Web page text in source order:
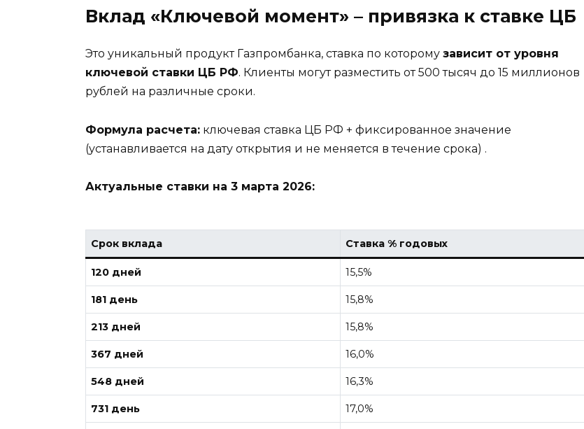
Вклад «Ключевой момент» – привязка к ставке ЦБ
Это уникальный продукт Газпромбанка, ставка по которому зависит от уровня
ключевой ставки ЦБ РФ. Клиенты могут разместить от 500 тысяч до 15 миллионов
рублей на различные сроки.
Формула расчета: ключевая ставка ЦБ РФ + фиксированное значение
(устанавливается на дату открытия и не меняется в течение срока) .
Актуальные ставки на 3 марта 2026:
Срок вклада Ставка % годовых
120 дней 15,5%
181 день 15,8%
213 дней 15,8%
367 дней 16,0%
548 дней 16,3%
731 день 17,0%